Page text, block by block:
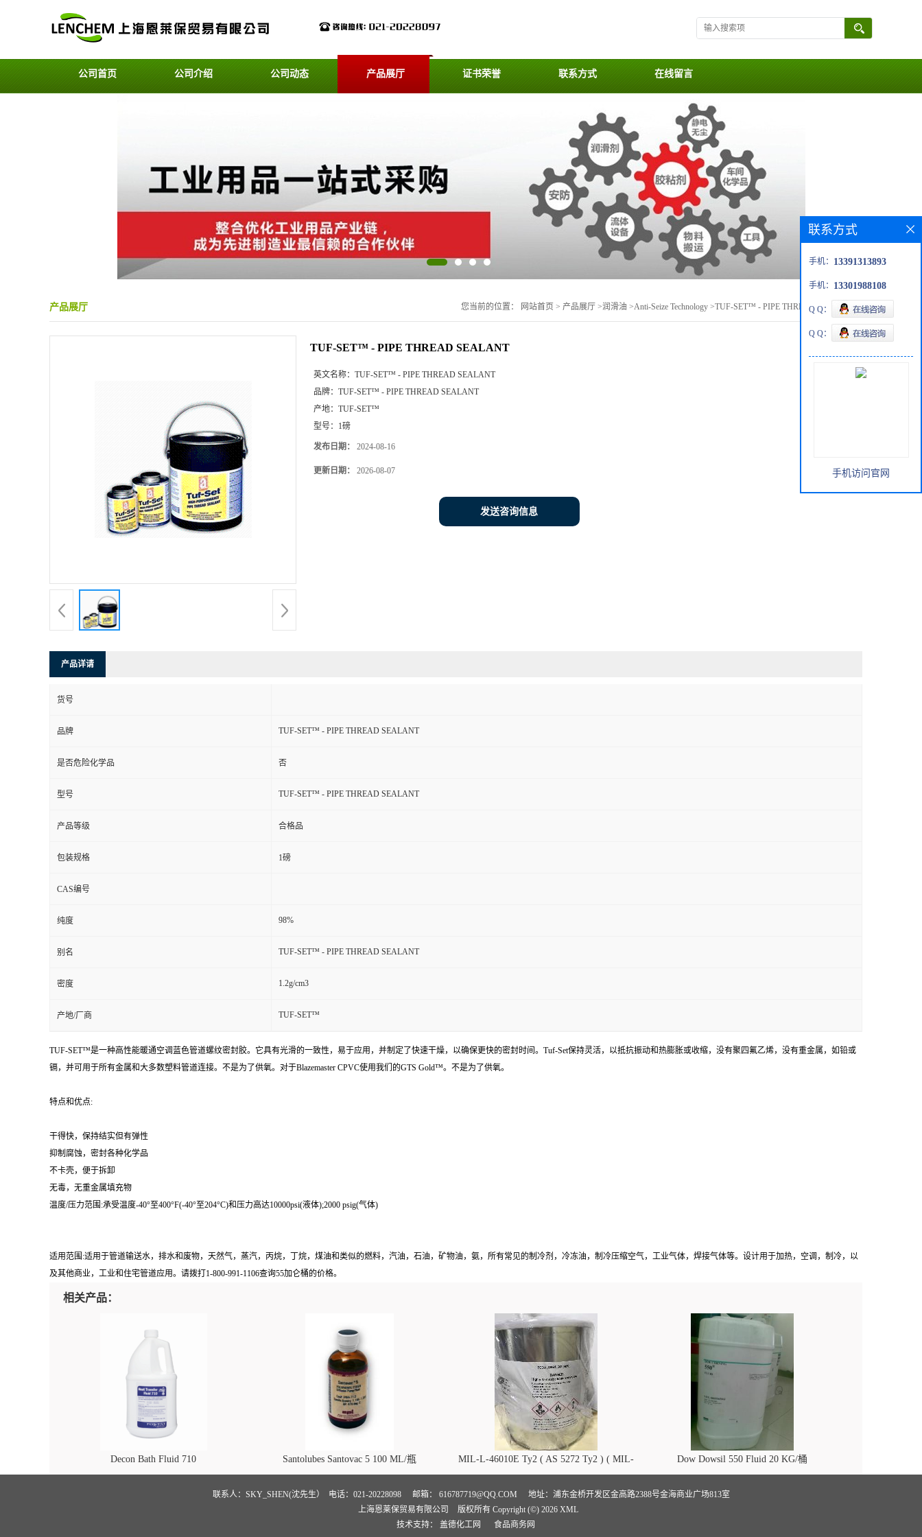
公司首页 公司介绍 公司动态 产品展厅 证书荣誉 联系方式 在线留言
产品展厅 您当前的位置： 网站首页 > 产品展厅 >润滑油 >Anti-Seize Technology >TUF-SET™ - PIPE THREAD SEALANT
TUF-SET™ - PIPE THREAD SEALANT
英文名称： TUF-SET™ - PIPE THREAD SEALANT
品牌： TUF-SET™ - PIPE THREAD SEALANT
产地： TUF-SET™
型号： 1磅
发布日期： 2024-08-16
更新日期： 2026-08-07
发送咨询信息
产品详请
货号
品牌 TUF-SET™ - PIPE THREAD SEALANT
是否危险化学品 否
型号 TUF-SET™ - PIPE THREAD SEALANT
产品等级 合格品
包装规格 1磅
CAS编号
纯度 98%
别名 TUF-SET™ - PIPE THREAD SEALANT
密度 1.2g/cm3
产地/厂商 TUF-SET™
TUF-SET™是一种高性能暖通空调蓝色管道螺纹密封胶。它具有光滑的一致性，易于应用，并制定了快速干燥，以确保更快的密封时间。Tuf-Set保持灵活，以抵抗振动和热膨胀或收缩，没有聚四氟乙烯，没有重金属，如铅或
镉，并可用于所有金属和大多数塑料管道连接。不是为了供氧。对于Blazemaster CPVC使用我们的GTS Gold™。不是为了供氧。
特点和优点:
干得快，保持结实但有弹性
抑制腐蚀，密封各种化学品
不卡壳，便于拆卸
无毒，无重金属填充物
温度/压力范围:承受温度-40°至400°F(-40°至204°C)和压力高达10000psi(液体);2000 psig(气体)
适用范围:适用于管道输送水，排水和废物，天然气，蒸汽，丙烷，丁烷，煤油和类似的燃料，汽油，石油，矿物油，氨，所有常见的制冷剂，冷冻油，制冷压缩空气，工业气体，焊接气体等。设计用于加热，空调，制冷，以
及其他商业，工业和住宅管道应用。请拨打1-800-991-1106查询55加仑桶的价格。
相关产品：
Decon Bath Fluid 710 Santolubes Santovac 5 100 ML/瓶
MIL-L-46010E Ty2 ( AS 5272 Ty2 ) ( MIL-
L-46010 )干膜润滑剂
Dow Dowsil 550 Fluid 20 KG/桶
联系方式
手机： 13391313893
手机： 13301988108
Q Q：
Q Q：
手机访问官网
联系人：SKY_SHEN(沈先生） 电话：021-20228098 邮箱： 616787719@QQ.COM
地址：浦东金桥开发区金高路2388号金海商业广场813室
上海恩莱保贸易有限公司
版权所有 Copyright (©) 2026 XML
技术支持： 盖德化工网 食品商务网